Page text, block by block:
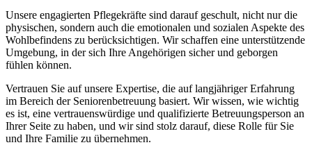
Unsere engagierten Pflegekräfte sind darauf geschult, nicht nur die
physischen, sondern auch die emotionalen und sozialen Aspekte des
Wohlbefindens zu berücksichtigen. Wir schaffen eine unterstützende
Umgebung, in der sich Ihre Angehörigen sicher und geborgen
fühlen können.
Vertrauen Sie auf unsere Expertise, die auf langjähriger Erfahrung
im Bereich der Seniorenbetreuung basiert. Wir wissen, wie wichtig
es ist, eine vertrauenswürdige und qualifizierte Betreuungsperson an
Ihrer Seite zu haben, und wir sind stolz darauf, diese Rolle für Sie
und Ihre Familie zu übernehmen.